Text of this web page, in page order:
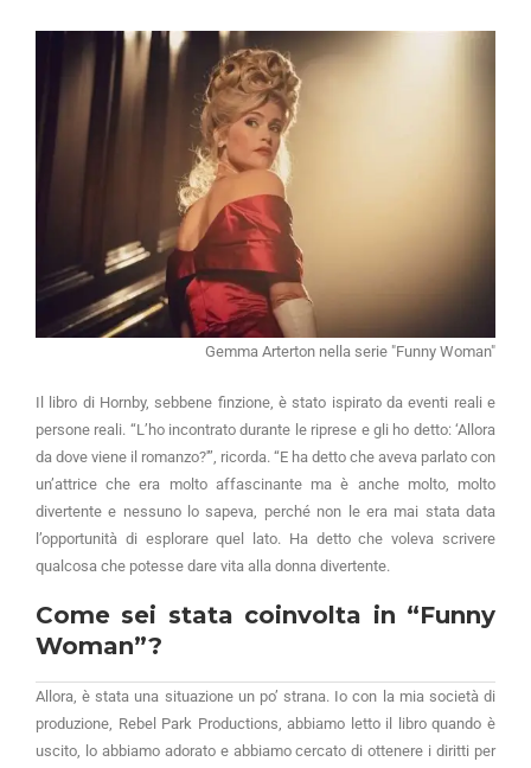
Gemma Arterton nella serie "Funny Woman"
Il libro di Hornby, sebbene finzione, è stato ispirato da eventi reali e
persone reali. “L’ho incontrato durante le riprese e gli ho detto: ‘Allora
da dove viene il romanzo?'”, ricorda. “E ha detto che aveva parlato con
un’attrice che era molto affascinante ma è anche molto, molto
divertente e nessuno lo sapeva, perché non le era mai stata data
l’opportunità di esplorare quel lato. Ha detto che voleva scrivere
qualcosa che potesse dare vita alla donna divertente.
Come sei stata coinvolta in “Funny
Woman”?
Allora, è stata una situazione un po’ strana. Io con la mia società di
produzione, Rebel Park Productions, abbiamo letto il libro quando è
uscito, lo abbiamo adorato e abbiamo cercato di ottenere i diritti per